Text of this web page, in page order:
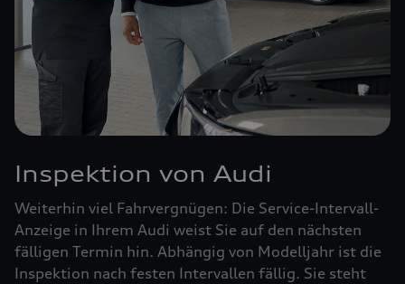
Inspektion von Audi
Weiterhin viel Fahrvergnügen: Die Service-Intervall-
Anzeige in Ihrem Audi weist Sie auf den nächsten
fälligen Termin hin. Abhängig von Modelljahr ist die
Inspektion nach festen Intervallen fällig. Sie steht